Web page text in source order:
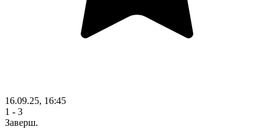
16.09.25, 16:45
1 - 3
Заверш.